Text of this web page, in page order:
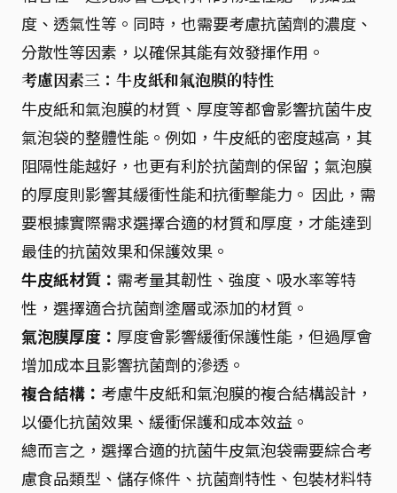
度、透氣性等。同時，也需要考慮抗菌劑的濃度、
分散性等因素，以確保其能有效發揮作用。
考慮因素三：牛皮紙和氣泡膜的特性
牛皮紙和氣泡膜的材質、厚度等都會影響抗菌牛皮
氣泡袋的整體性能。例如，牛皮紙的密度越高，其
阻隔性能越好，也更有利於抗菌劑的保留；氣泡膜
的厚度則影響其緩衝性能和抗衝擊能力。 因此，需
要根據實際需求選擇合適的材質和厚度，才能達到
最佳的抗菌效果和保護效果。
牛皮紙材質： 需考量其韌性、強度、吸水率等特
性，選擇適合抗菌劑塗層或添加的材質。
氣泡膜厚度： 厚度會影響緩衝保護性能，但過厚會
增加成本且影響抗菌劑的滲透。
複合結構： 考慮牛皮紙和氣泡膜的複合結構設計，
以優化抗菌效果、緩衝保護和成本效益。
總而言之，選擇合適的抗菌牛皮氣泡袋需要綜合考
慮食品類型、儲存條件、抗菌劑特性、包裝材料特